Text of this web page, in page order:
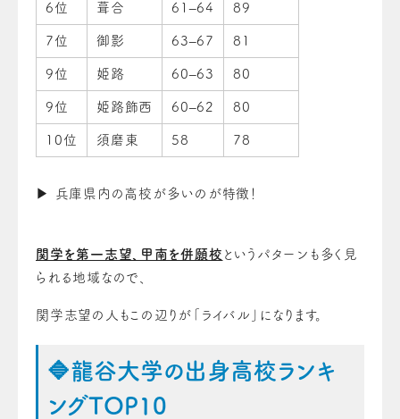
6位 葺合 61–64 89
7位 御影 63–67 81
9位 姫路 60–63 80
9位 姫路飾西 60–62 80
10位 須磨東 58 78
▶ 兵庫県内の高校が多いのが特徴！
関学を第一志望、甲南を併願校 というパターンも多く見
られる地域なので、
関学志望の人もこの辺りが「ライバル」になります。
🔷龍谷大学の出身高校ランキ
ングTOP10